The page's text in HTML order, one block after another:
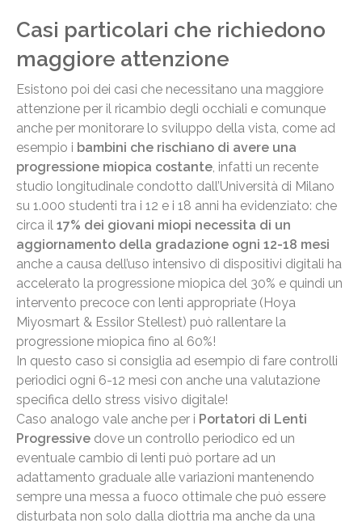
Casi particolari che richiedono
maggiore attenzione
Esistono poi dei casi che necessitano una maggiore
attenzione per il ricambio degli occhiali e comunque
anche per monitorare lo sviluppo della vista, come ad
esempio i bambini che rischiano di avere una
progressione miopica costante, infatti un recente
studio longitudinale condotto dall’Università di Milano
su 1.000 studenti tra i 12 e i 18 anni ha evidenziato: che
circa il 17% dei giovani miopi necessita di un
aggiornamento della gradazione ogni 12-18 mesi
anche a causa dell’uso intensivo di dispositivi digitali ha
accelerato la progressione miopica del 30% e quindi un
intervento precoce con lenti appropriate (Hoya
Miyosmart & Essilor Stellest) può rallentare la
progressione miopica fino al 60%!
In questo caso si consiglia ad esempio di fare controlli
periodici ogni 6-12 mesi con anche una valutazione
specifica dello stress visivo digitale!
Caso analogo vale anche per i Portatori di Lenti
Progressive dove un controllo periodico ed un
eventuale cambio di lenti può portare ad un
adattamento graduale alle variazioni mantenendo
sempre una messa a fuoco ottimale che può essere
disturbata non solo dalla diottria ma anche da una